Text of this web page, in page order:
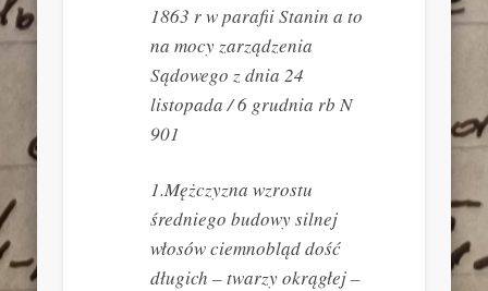
1863 r w parafii Stanin a to
na mocy zarządzenia
Sądowego z dnia 24
listopada / 6 grudnia rb N
901
1.Mężczyzna wzrostu
średniego budowy silnej
włosów ciemnobląd dość
długich – twarzy okrągłej –